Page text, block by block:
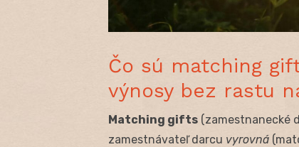
Čo sú matching
výnosy bez rastu
Matching gifts (zamestnanecké
zamestnávateľ darcu vyrovná